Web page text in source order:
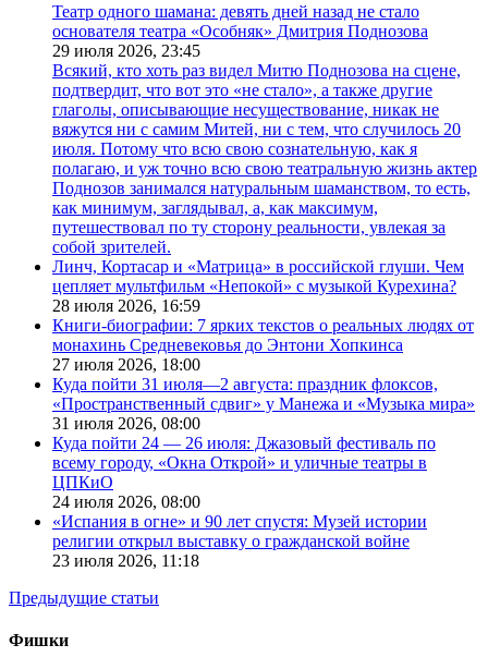
Театр одного шамана: девять дней назад не стало
основателя театра «Особняк» Дмитрия Поднозова
29 июля 2026, 23:45
Всякий, кто хоть раз видел Митю Поднозова на сцене,
подтвердит, что вот это «не стало», а также другие
глаголы, описывающие несуществование, никак не
вяжутся ни с самим Митей, ни с тем, что случилось 20
июля. Потому что всю свою сознательную, как я
полагаю, и уж точно всю свою театральную жизнь актер
Поднозов занимался натуральным шаманством, то есть,
как минимум, заглядывал, а, как максимум,
путешествовал по ту сторону реальности, увлекая за
собой зрителей.
Линч, Кортасар и «Матрица» в российской глуши. Чем
цепляет мультфильм «Непокой» с музыкой Курехина?
28 июля 2026, 16:59
Книги-биографии: 7 ярких текстов о реальных людях от
монахинь Средневековья до Энтони Хопкинса
27 июля 2026, 18:00
Куда пойти 31 июля—2 августа: праздник флоксов,
«Пространственный сдвиг» у Манежа и «Музыка мира»
31 июля 2026, 08:00
Куда пойти 24 — 26 июля: Джазовый фестиваль по
всему городу, «Окна Открой» и уличные театры в
ЦПКиО
24 июля 2026, 08:00
«Испания в огне» и 90 лет спустя: Музей истории
религии открыл выставку о гражданской войне
23 июля 2026, 11:18
Предыдущие статьи
Фишки